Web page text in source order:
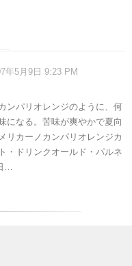
年5月9日 9:23 PM
ンパリオレンジのように、何
になる。苦味が爽やかで夏向
リカーノカンパリオレンジカ
・ドリンクオールド・パルネ
…